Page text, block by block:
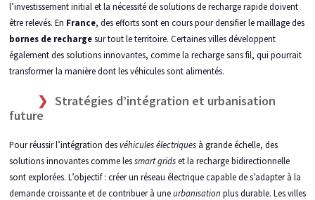
l’investissement initial et la nécessité de solutions de recharge rapide doivent
être relevés. En France, des efforts sont en cours pour densifier le maillage des
bornes de rechargesur tout le territoire. Certaines villes développent
également des solutions innovantes, comme la recharge sans fil, qui pourrait
transformer la manière dont les véhicules sont alimentés.
Stratégies d’intégration et urbanisation
future
Pour réussir l’intégration desvéhicules électriquesà grande échelle, des
solutions innovantes comme lessmart gridset la recharge bidirectionnelle
sont explorées. L’objectif : créer un réseau électrique capable de s’adapter à la
demande croissante et de contribuer à uneurbanisation plus durable. Les villes